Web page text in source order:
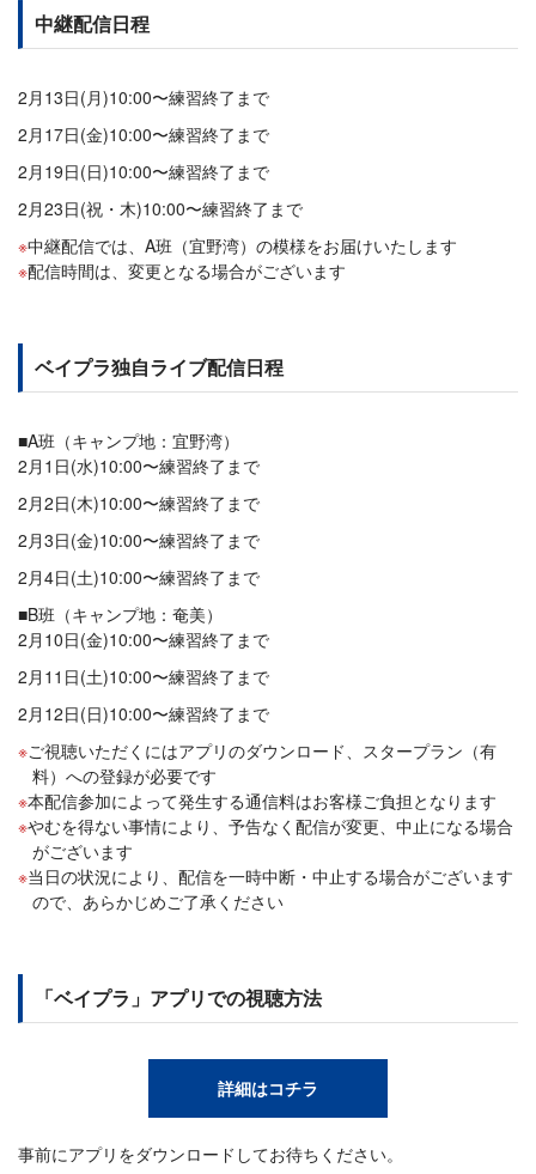
中継配信日程
2月13日(月)10:00〜練習終了まで
2月17日(金)10:00〜練習終了まで
2月19日(日)10:00〜練習終了まで
2月23日(祝・木)10:00〜練習終了まで
中継配信では、A班（宜野湾）の模様をお届けいたします
配信時間は、変更となる場合がございます
ベイプラ独自ライブ配信日程
■A班（キャンプ地：宜野湾）
2月1日(水)10:00〜練習終了まで
2月2日(木)10:00〜練習終了まで
2月3日(金)10:00〜練習終了まで
2月4日(土)10:00〜練習終了まで
■B班（キャンプ地：奄美）
2月10日(金)10:00〜練習終了まで
2月11日(土)10:00〜練習終了まで
2月12日(日)10:00〜練習終了まで
ご視聴いただくにはアプリのダウンロード、スタープラン（有
料）への登録が必要です
本配信参加によって発生する通信料はお客様ご負担となります
やむを得ない事情により、予告なく配信が変更、中止になる場合
がございます
当日の状況により、配信を一時中断・中止する場合がございます
ので、あらかじめご了承ください
「ベイプラ」アプリでの視聴方法
詳細はコチラ
事前にアプリをダウンロードしてお待ちください。